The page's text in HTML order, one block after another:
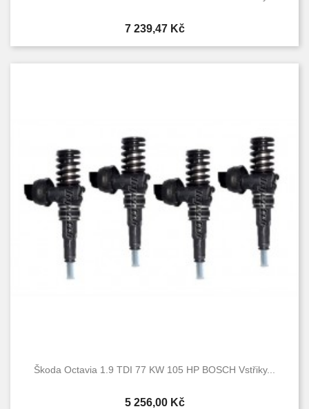
Cena
7 239,47 Kč
Škoda Octavia 1.9 TDI 77 KW 105 HP BOSCH Vstřiky...
Cena
5 256,00 Kč